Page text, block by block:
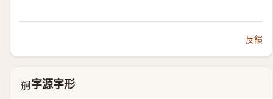
反饋
𣍳 字源字形